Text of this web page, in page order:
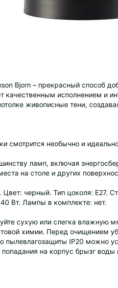
Bjorn – прекрасный способ
качественным исполнением и
живописные тени,
смотрится необычно и
ламп, включая
на столе и других
черный. Тип цоколя: Е27.
Вт. Лампы в комплекте: нет.
сухую или слегка влажную
химии. Перед очищением
пылевлагозащиты IP20 можно
попадания на корпус брызг